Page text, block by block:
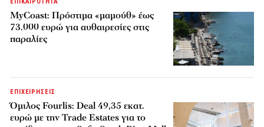
MyCoast: Πρόστιμα «μαμούθ» έως
73.000 ευρώ για αυθαιρεσίες στις
παραλίες
ΕΠΙΧΕΙΡΗΣΕΙΣ
Όμιλος Fourlis: Deal 49,35 εκατ.
ευρώ με την Trade Estates για το